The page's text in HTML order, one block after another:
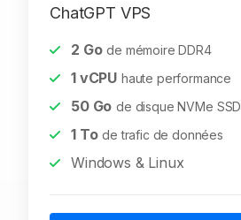
ChatGPT VPS
2 Go de mémoire DDR4
1vCPU haute performance
50Go de disque NVMe SSD
1To de trafic de données
Windows & Linux